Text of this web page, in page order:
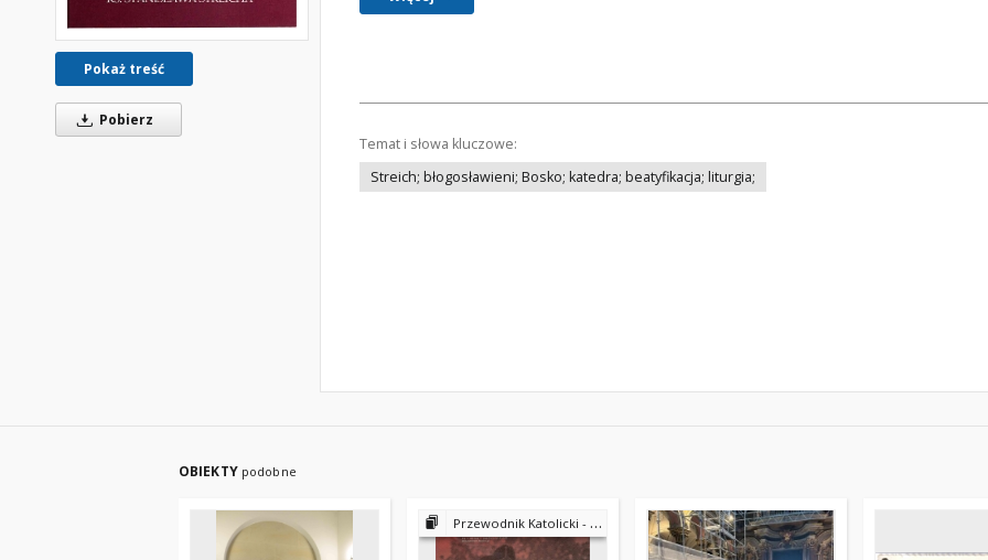
Pokaż treść
Pobierz
Temat i słowa kluczowe:
Streich; błogosławieni; Bosko; katedra; beatyfikacja; liturgia;
OBIEKTY podobne
Przewodnik Katolicki - Historia nr5